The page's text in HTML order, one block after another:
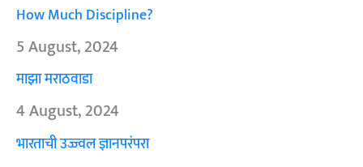
How Much Discipline?
5 August, 2024
माझा मराठवाडा
4 August, 2024
भारताची उज्ज्वल ज्ञानपरंपरा